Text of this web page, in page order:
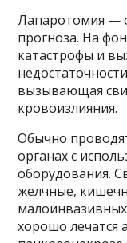
Лапаротомия —
прогноза. На
катастрофы и
вызывающая
кровоизлияния.
Обычно
органах с
оборудования.
желчные,
хорошо лечатся